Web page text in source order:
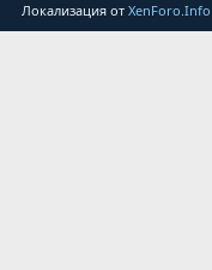
Локализация отXenForo.Info